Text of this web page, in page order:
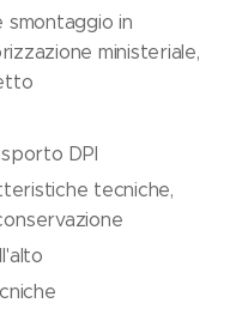
smontaggio in
ministeriale,
DPI
tecniche,